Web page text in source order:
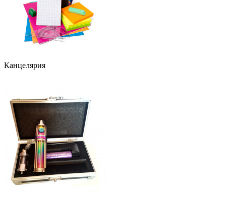
Канцелярия